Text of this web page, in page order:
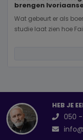
brengen
Wat gebeurt er als
studie laat zien hoe
HEB JE
050 -